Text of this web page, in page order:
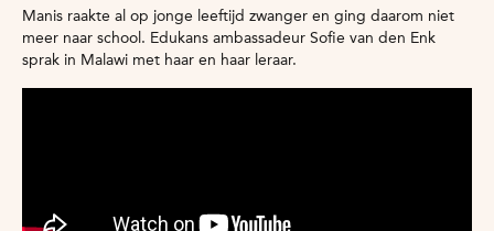
Manis raakte al op jonge leeftijd zwanger en ging daarom niet
meer naar school. Edukans ambassadeur Sofie van den Enk
sprak in Malawi met haar en haar leraar.